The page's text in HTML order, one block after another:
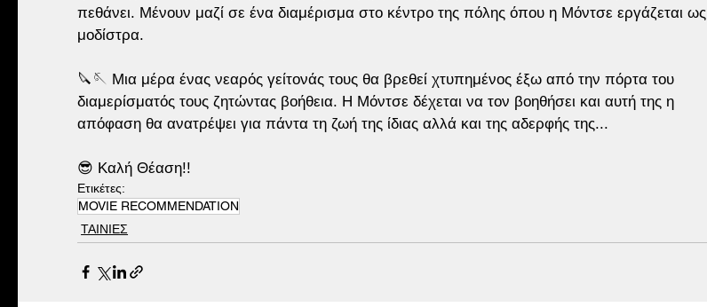
πεθάνει. Μένουν μαζί σε ένα διαμέρισμα στο κέντρο της πόλης όπου η Μόντσε εργάζεται ως
μοδίστρα.
🔪🪡 Μια μέρα ένας νεαρός γείτονάς τους θα βρεθεί χτυπημένος έξω από την πόρτα του
διαμερίσματός τους ζητώντας βοήθεια. Η Μόντσε δέχεται να τον βοηθήσει και αυτή της η
απόφαση θα ανατρέψει για πάντα τη ζωή της ίδιας αλλά και της αδερφής της...
😎 Καλή Θέαση!!
Ετικέτες:
MOVIE RECOMMENDATION
ΤΑΙΝΙΕΣ